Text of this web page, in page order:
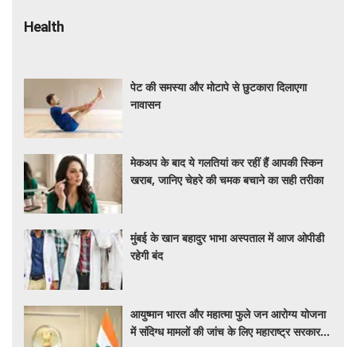
Health
पेट की समस्या और मोटापे से छुटकारा दिलाएगा
नावासन
मेकअप के बाद ये गलतियां कर रहीं हैं आपकी स्किन
खराब, जानिए चेहरे की चमक बचाने का सही तरीका
मुंबई के खान बहादुर भाभा अस्पताल में आज ओपीडी
रहेगी बंद
आयुष्मान भारत और महात्मा फुले जन आरोग्य योजना
में संदिग्ध मामलों की जांच के लिए महाराष्ट्र सरकार ने